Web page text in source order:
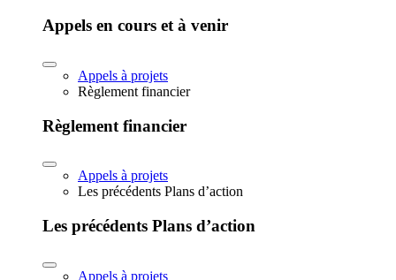
Appels en cours et à venir
Appels à projets
Règlement financier
Règlement financier
Appels à projets
Les précédents Plans d’action
Les précédents Plans d’action
Appels à projets